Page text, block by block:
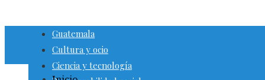
Guatemala
Cultura y ocio
Ciencia y tecnología